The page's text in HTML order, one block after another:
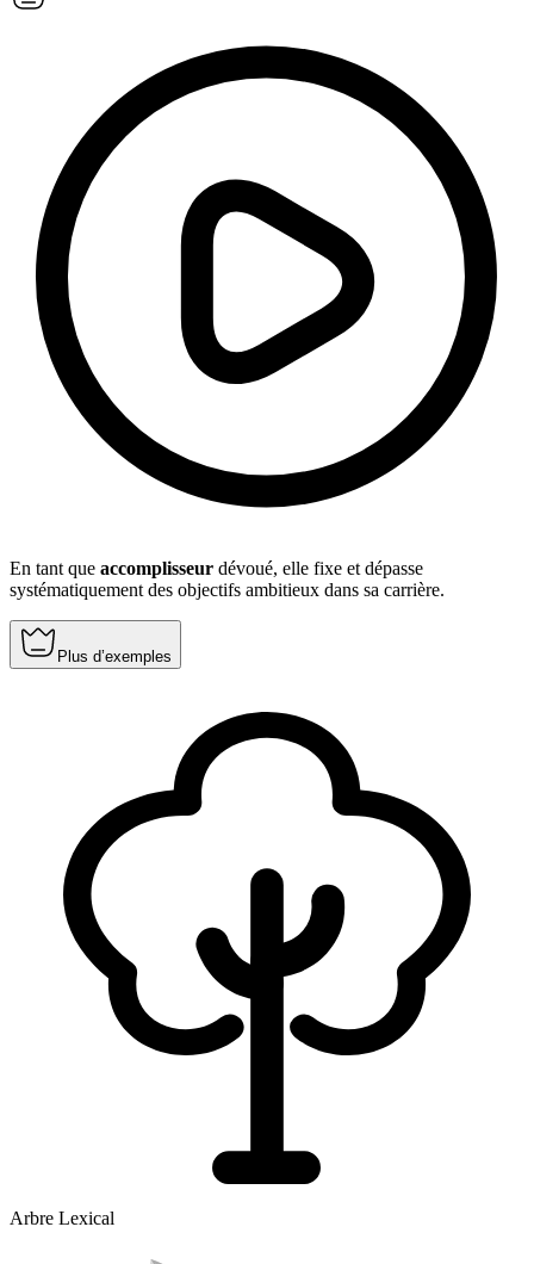
En tant que accomplisseur dévoué, elle fixe et dépasse
systématiquement des objectifs ambitieux dans sa carrière.
Plus d’exemples
Arbre Lexical